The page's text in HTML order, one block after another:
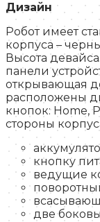
Дизайн
Робот имеет
корпуса –
Высота
панели
открывающая
расположены
кнопок: Home,
стороны
кнопку
ведущие
две